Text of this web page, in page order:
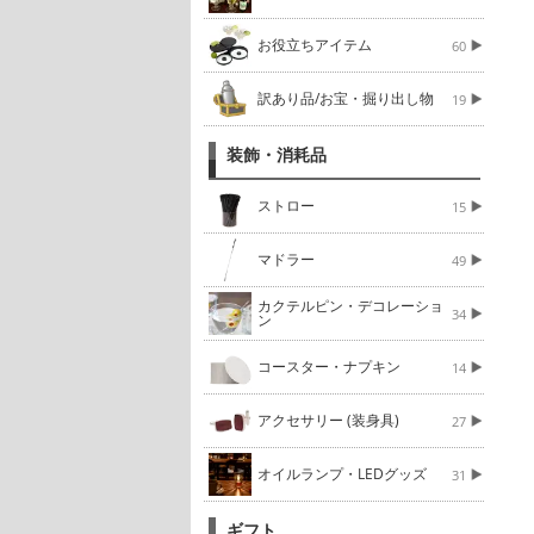
お役立ちアイテム 60
訳あり品/お宝・掘り出し物 19
装飾・消耗品
ストロー 15
マドラー 49
カクテルピン・デコレーショ
ン 34
コースター・ナプキン 14
アクセサリー (装身具) 27
オイルランプ・LEDグッズ 31